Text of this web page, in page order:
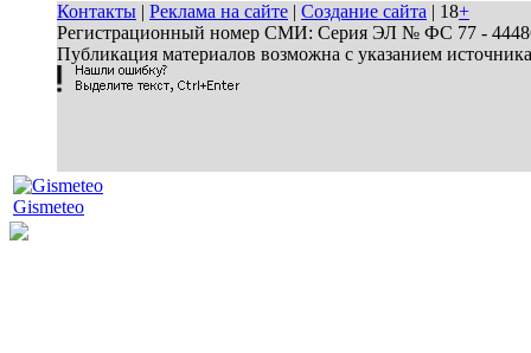
Контакты | Реклама на сайте | Создание сайта | 18+
Регистрационный номер СМИ: Серия ЭЛ № ФС 77 - 44486
Публикация материалов возможна с указанием
Gismeteo